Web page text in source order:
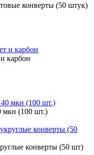
конверты (50 штук)
карбон
мкн (100 шт.)
конверты (50 шт)